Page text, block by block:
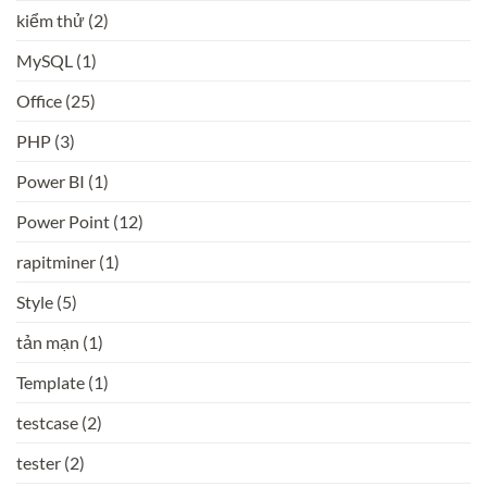
kiểm thử (2)
MySQL (1)
Office (25)
PHP (3)
Power BI (1)
Power Point (12)
rapitminer (1)
Style (5)
tản mạn (1)
Template (1)
testcase (2)
tester (2)